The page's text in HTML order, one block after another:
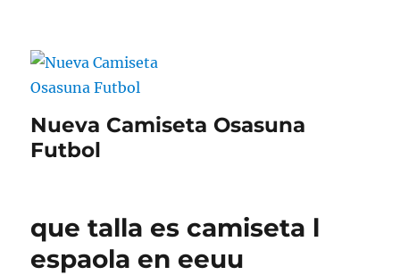
Nueva Camiseta Osasuna
Futbol
que talla es camiseta l
espaola en eeuu